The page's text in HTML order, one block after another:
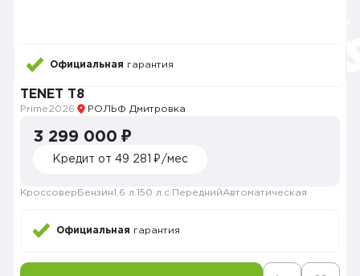
Официальная гарантия
TENET T8
Prime2026 РОЛЬФ Дмитровка
3 299 000 ₽
Кредит от 49 281 ₽/мес
Кроссовер Бензин1.6 л. 150 л.с. ПереднийАвтоматическая
Официальная гарантия